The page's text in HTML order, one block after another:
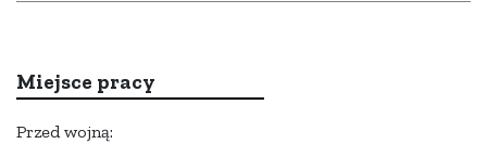
Miejsce pracy
Przed wojną: